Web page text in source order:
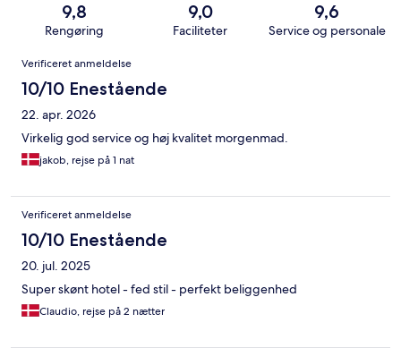
9,8
Rengøring
9,0
Faciliteter
9,6
Service og personale
Anmeldelser
Verificeret anmeldelse
10/10 Enestående
22. apr. 2026
Virkelig god service og høj kvalitet morgenmad.
jakob, rejse på 1 nat
Verificeret anmeldelse
10/10 Enestående
20. jul. 2025
Super skønt hotel - fed stil - perfekt beliggenhed
Claudio, rejse på 2 nætter